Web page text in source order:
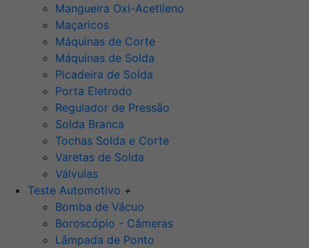
Mangueira Oxi-Acetileno
Maçaricos
Máquinas de Corte
Máquinas de Solda
Picadeira de Solda
Porta Eletrodo
Regulador de Pressão
Solda Branca
Tochas Solda e Corte
Varetas de Solda
Válvulas
Teste Automotivo +
Bomba de Vácuo
Boroscópio - Câmeras
Lâmpada de Ponto